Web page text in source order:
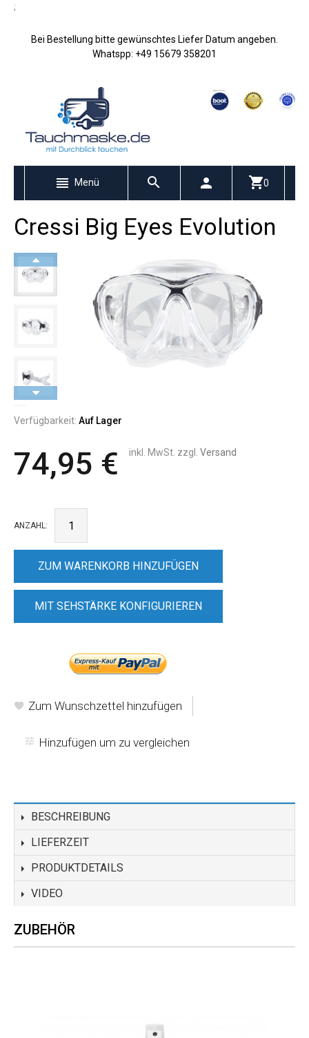
;
Bei Bestellung bitte gewünschtes Liefer Datum angeben.
Whatspp: +49 15679 358201
Menü 0
Cressi Big Eyes Evolution
Verfügbarkeit: Auf Lager
74,95 € inkl. MwSt. zzgl. Versand
ANZAHL:
ZUM WARENKORB HINZUFÜGEN
MIT SEHSTÄRKE KONFIGURIEREN
Zum Wunschzettel hinzufügen
Hinzufügen um zu vergleichen
BESCHREIBUNG
LIEFERZEIT
PRODUKTDETAILS
VIDEO
ZUBEHÖR